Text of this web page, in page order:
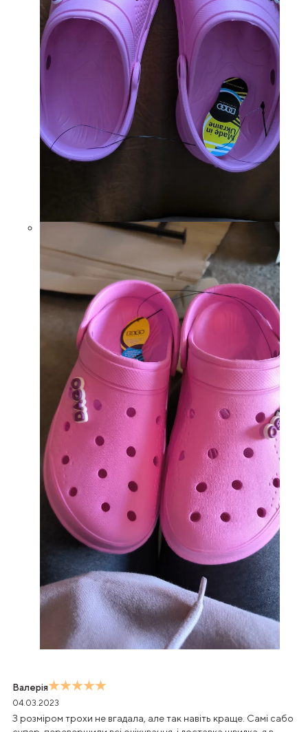
Валерія
04.03.2023
З розміром трохи не вгадала, але так навіть краще. Самі сабо